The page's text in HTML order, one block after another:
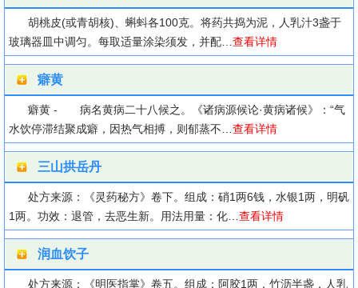
胡桃皮(或青胡核)、蝌蚪各100克。将药共捣为泥，人乳汁3盏于
玻璃器皿中调匀。每取适量涂染须发，并配… 查看详情
癖黄
癖黄 - 病名黄病二十八候之。《诸病源候论·黄病诸候》：“气
水饮停滞结聚成癖，因热气相搏，则郁蒸不… 查看详情
三山拱岳丹
处方来源：《灵药秘方》卷下。组成：硝1两6钱，水银1两，明矾
1两。功效：退管，去恶生新。用法用量：化… 查看详情
润血饮子
处方来源：《明医指掌》卷五。组成：阿胶1两，竹沥半盏，人乳